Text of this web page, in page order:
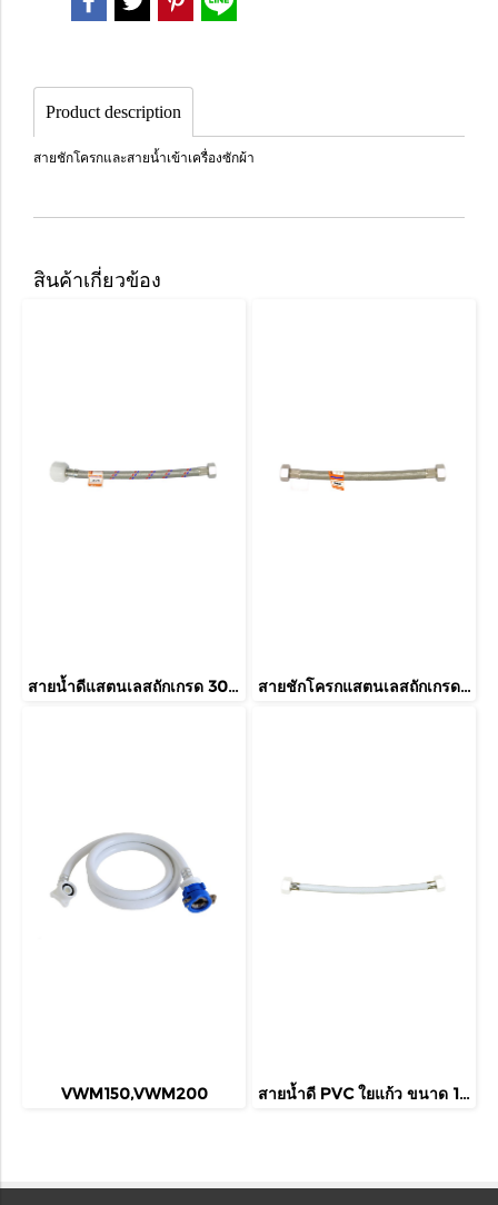
Product description
สายชักโครกและสายน้ำเข้าเครื่องซักผ้า
สินค้าเกี่ยวข้อง
สายน้ำดีแสตนเลสถักเกรด 304 พร้อมสต๊อปวาล์ว ขนาด 1/2"x1/2" สายชักโครกแสตนเลสถักเกรด 304 ขนาด 1/2"x1/2"
VWM150,VWM200 สายน้ำดี PVC ใยแก้ว ขนาด 1/2"x1/2"